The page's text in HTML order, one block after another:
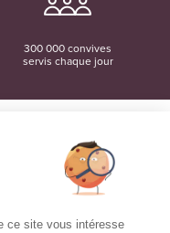
300 000 convives
servis chaque jour
du Domaine
ce site vous intéresse